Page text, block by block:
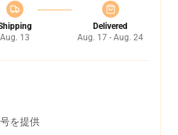
Aug. 13
Delivered
Aug. 17 - Aug. 24
を提供